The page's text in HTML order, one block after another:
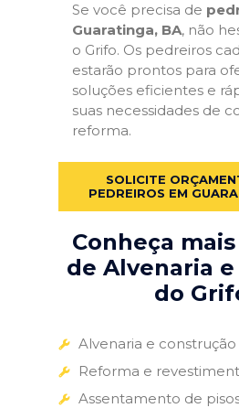
Se você precisa de
Guaratinga, BA, não
o Grifo. Os pedreiros
estarão prontos para
soluções eficientes e
suas necessidades de
reforma.
SOLICITE
PEDREIROS EM
Conheça
de Alvenaria
do
Alvenaria e construção
Reforma e
Assentamento de